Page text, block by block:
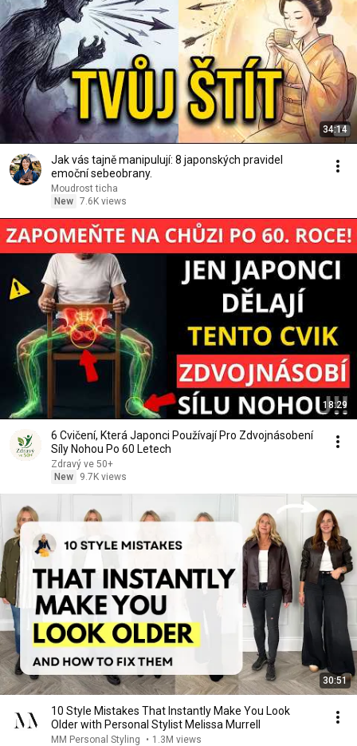
34:14
Jak vás tajně manipulují: 8 japonských pravidel
emoční sebeobrany.
Moudrost ticha
New 7.6K views
18:29
6 Cvičení, Která Japonci Používají Pro Zdvojnásobení
Síly Nohou Po 60 Letech
Zdravý ve 50+
New
9.7K views
30:51
10 Style Mistakes That Instantly Make You Look
Older with Personal Stylist Melissa Murrell
MM Personal Styling • 1.3M views